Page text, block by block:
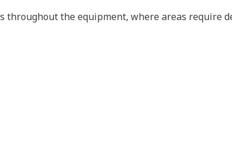
the equipment, where areas require